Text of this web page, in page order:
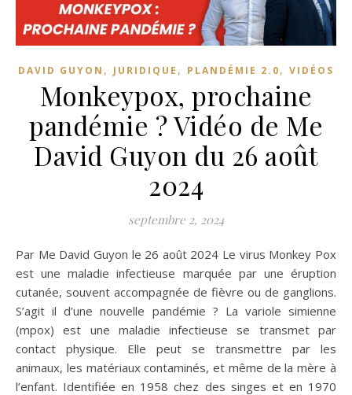
DAVID GUYON , JURIDIQUE , PLANDÉMIE 2.0, VIDÉOS
Monkeypox, prochaine
pandémie ? Vidéo de Me
David Guyon du 26 août
2024
septembre 2, 2024
Par Me David Guyon le 26 août 2024 Le virus Monkey Pox
est une maladie infectieuse marquée par une éruption
cutanée, souvent accompagnée de fièvre ou de ganglions.
S’agit il d’une nouvelle pandémie ? La variole simienne
(mpox) est une maladie infectieuse se transmet par
contact physique. Elle peut se transmettre par les
animaux, les matériaux contaminés, et même de la mère à
l’enfant. Identifiée en 1958 chez des singes et en 1970